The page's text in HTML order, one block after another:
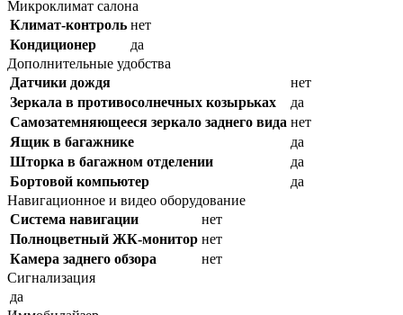
Микроклимат салона
Климат-контроль нет
Кондиционер
да
Дополнительные удобства
Датчики дождя
нет
Зеркала в противосолнечных козырьках
да
Самозатемняющееся зеркало заднего вида нет
Ящик в багажнике
да
Шторка в багажном отделении
да
Бортовой компьютер
да
Навигационное и видео оборудование
Система навигации
нет
Полноцветный ЖК-монитор нет
Камера заднего обзора
нет
Сигнализация
да